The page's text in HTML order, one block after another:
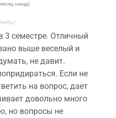
назад)
3 семестре. Отличный
выше веселый и
не давит.
Если не
на вопрос, дает
довольно много
но вопросы не